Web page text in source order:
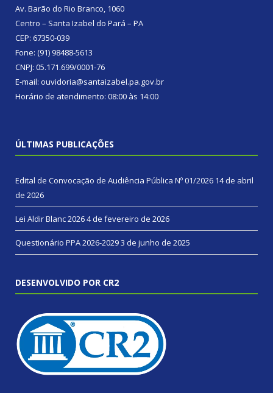
Av. Barão do Rio Branco, 1060
Centro – Santa Izabel do Pará – PA
CEP: 67350-039
Fone: (91) 98488-5613
CNPJ: 05.171.699/0001-76
E-mail: ouvidoria@santaizabel.pa.gov.br
Horário de atendimento: 08:00 às 14:00
ÚLTIMAS PUBLICAÇÕES
Edital de Convocação de Audiência Pública Nº 01/2026 14 de abril
de 2026
Lei Aldir Blanc 20264 de fevereiro de 2026
Questionário PPA 2026-20293 de junho de 2025
DESENVOLVIDO POR CR2